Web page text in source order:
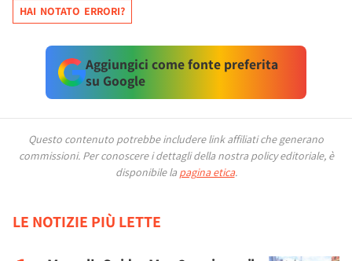
HAI NOTATO ERRORI?
Aggiungici come fonte preferita
su Google
Questo contenuto potrebbe includere link affiliati che generano
commissioni. Per conoscere i dettagli della nostra policy editoriale, è
disponibile la pagina etica.
LE NOTIZIE PIÙ LETTE